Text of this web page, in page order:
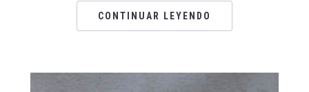
CONTINUAR LEYENDO